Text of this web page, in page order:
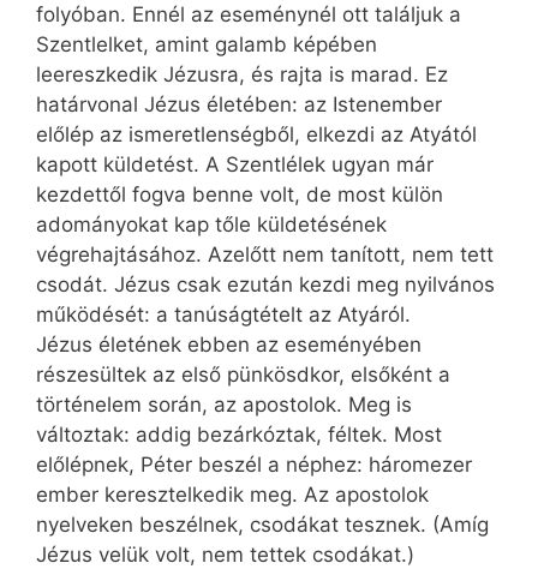
folyóban. Ennél az eseménynél ott találjuk a
Szentlelket, amint galamb képében
leereszkedik Jézusra, és rajta is marad. Ez
határvonal Jézus életében: az Istenember
előlép az ismeretlenségből, elkezdi az Atyától
kapott küldetést. A Szentlélek ugyan már
kezdettől fogva benne volt, de most külön
adományokat kap tőle küldetésének
végrehajtásához. Azelőtt nem tanított, nem tett
csodát. Jézus csak ezután kezdi meg nyilvános
működését: a tanúságtételt az Atyáról.
Jézus életének ebben az eseményében
részesültek az első pünkösdkor, elsőként a
történelem során, az apostolok. Meg is
változtak: addig bezárkóztak, féltek. Most
előlépnek, Péter beszél a néphez: háromezer
ember keresztelkedik meg. Az apostolok
nyelveken beszélnek, csodákat tesznek. (Amíg
Jézus velük volt, nem tettek csodákat.)